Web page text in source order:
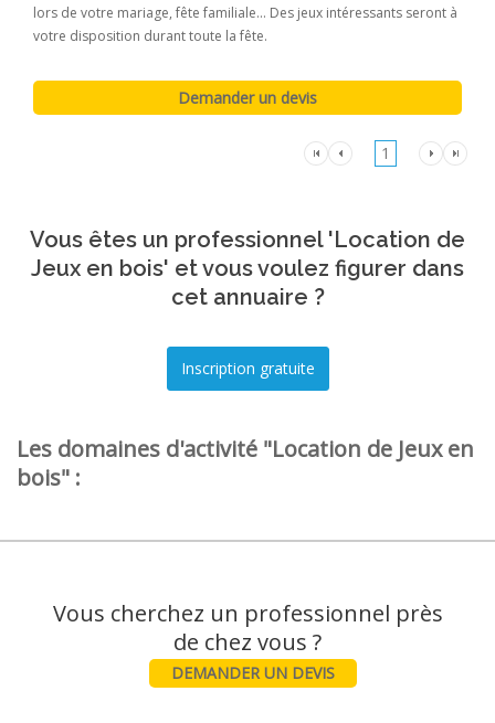
lors de votre mariage, fête familiale... Des jeux intéressants seront à
votre disposition durant toute la fête.
1
Vous êtes un professionnel 'Location de
Jeux en bois' et vous voulez figurer dans
cet annuaire ?
Les domaines d'activité "Location de Jeux en
bois" :
Vous cherchez un professionnel près
DEMANDER UN DEVIS